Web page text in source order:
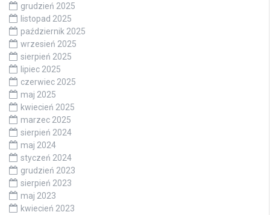
grudzień 2025
listopad 2025
październik 2025
wrzesień 2025
sierpień 2025
lipiec 2025
czerwiec 2025
maj 2025
kwiecień 2025
marzec 2025
sierpień 2024
maj 2024
styczeń 2024
grudzień 2023
sierpień 2023
maj 2023
kwiecień 2023